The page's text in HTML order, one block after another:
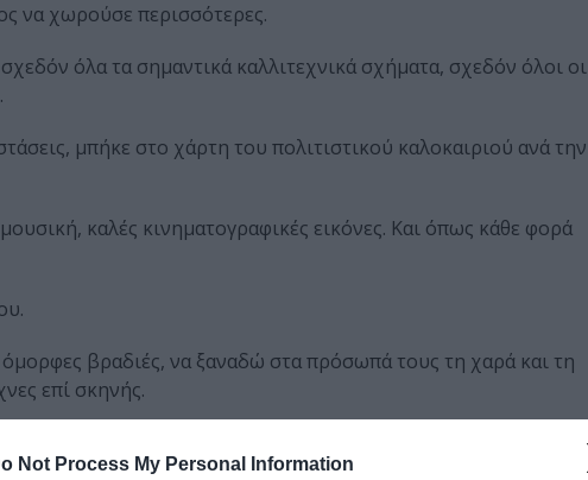
Not Process My Personal Information
να χωρούσε περισσότερες.
όλα τα σημαντικά καλλιτεχνικά σχήματα, σχεδόν όλοι οι
μπήκε στο χάρτη του πολιτιστικού καλοκαιριού ανά την
καλές κινηματογραφικές εικόνες. Και όπως κάθε φορά
βραδιές, να ξαναδώ στα πρόσωπά τους τη χαρά και τη
επί σκηνής.